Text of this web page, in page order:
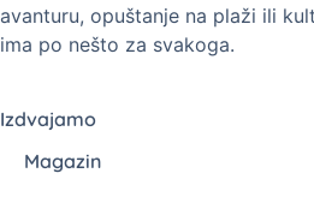
avanturu, opuštanje na plaži ili
ima po nešto za svakoga.
Izdvajamo
Magazin